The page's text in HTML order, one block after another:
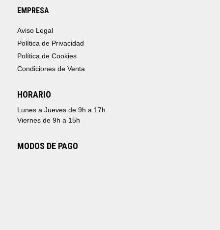
EMPRESA
Aviso Legal
Política de Privacidad
Política de Cookies
Condiciones de Venta
HORARIO
Lunes a Jueves de 9h a 17h
Viernes de 9h a 15h
MODOS DE PAGO